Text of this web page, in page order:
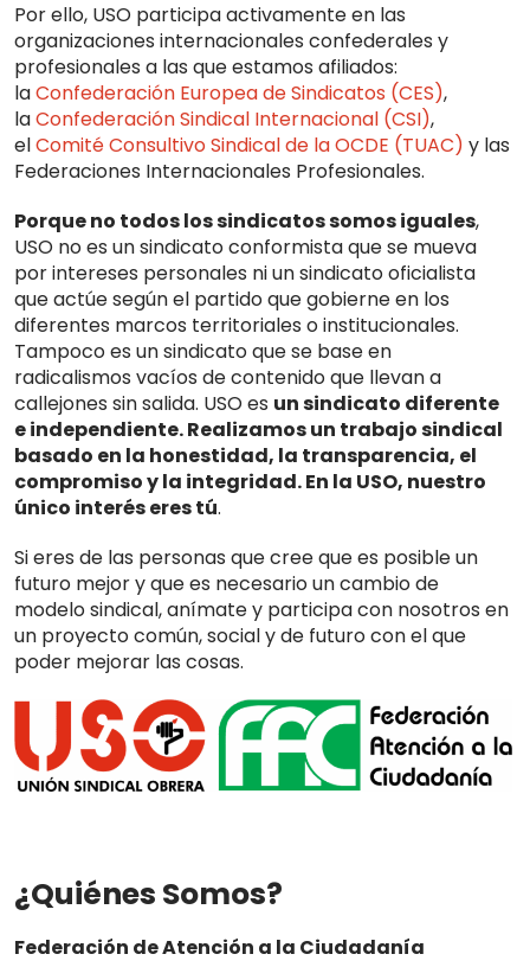
Por ello, USO participa activamente en las
organizaciones internacionales confederales y
profesionales a las que estamos afiliados:
laConfederación Europea de Sindicatos (CES),
laConfederación Sindical Internacional (CSI),
elComité Consultivo Sindical de la OCDE (TUAC) y las
Federa­ciones Internacionales Profesionales.
Porque no todos los sindicatos somos iguales,
USO no es un sindicato conformista que se mueva
por intereses personales ni un sindicato oficialista
que actúe según el partido que gobierne en los
diferentes marcos territoriales o instituciona­les.
Tampoco es un sindicato que se base en
radicalismos vacíos de contenido que llevan a
callejones sin salida. USO es un sindicato diferente
e independiente. Realizamos un trabajo sindical
basado en la honestidad, la transparencia, el
compromiso y la integridad. En la USO, nuestro
único interés eres tú.
Si eres de las personas que cree que es posible un
futuro mejor y que es necesario un cambio de
modelo sindical, anímate y participa con nosotros en
un proyecto común, social y de futuro con el que
poder mejorar las cosas.
¿Quiénes Somos?
Federación de Atención a la Ciudadanía